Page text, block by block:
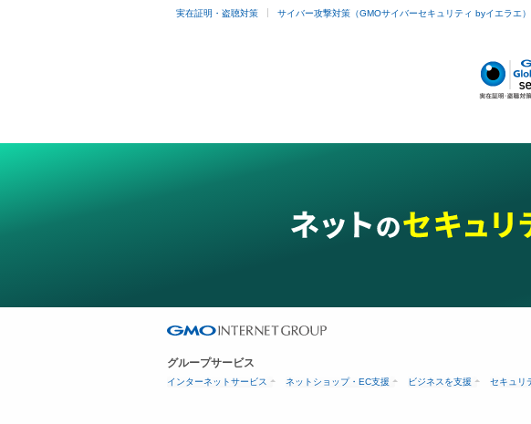
実在証明・盗聴対策 サイバー攻撃対策（GMOサイバーセキュリティ byイエラエ）
グループサービス
インターネットサービス ネットショップ・EC支援 ビジネスを支援 セキュリ